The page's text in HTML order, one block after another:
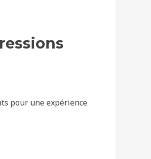
pour une expérience